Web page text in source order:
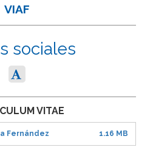
VIAF
sociales
VITAE
Fernández 1.16 MB